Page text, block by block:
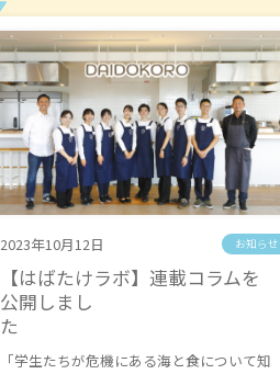
2023年10月12日 お知らせ
【はばたけラボ】連載コラムを
公開しまし
た
「学生たちが危機にある海と食について知